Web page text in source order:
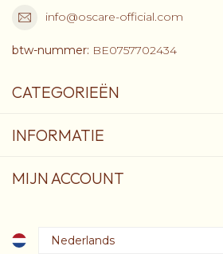
info@oscare-official.com
btw-nummer: BE0757702434
CATEGORIEËN
INFORMATIE
MIJN ACCOUNT